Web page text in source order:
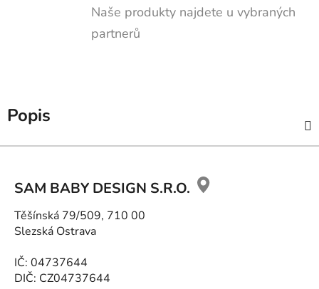
Naše produkty najdete u vybraných
partnerů
Popis
SAM BABY DESIGN S.R.O.
Těšínská 79/509, 710 00
Slezská Ostrava
IČ: 04737644
DIČ: CZ04737644